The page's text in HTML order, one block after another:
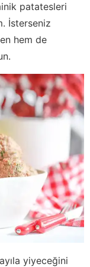
patatesleri
İsterseniz
hem de
yiyeceğini